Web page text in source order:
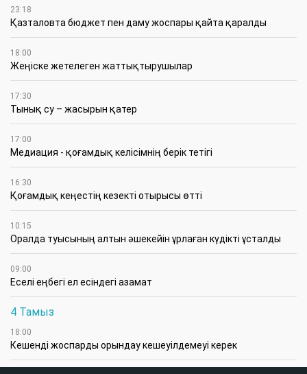
23:18
Қазталовта бюджет пен даму жоспары қайта қаралды
18:00
Жеңіске жетелеген жаттықтырушылар
17:30
Тынық су – жасырын қатер
17:00
Медиация - қоғамдық келісімнің берік тетігі
16:30
Қоғамдық кеңестің кезекті отырысы өтті
10:15
Оралда туысының алтын әшекейін ұрлаған күдікті ұсталды
09:00
Еселі еңбегі ел есіндегі азамат
4 Тамыз
18:00
Кешенді жоспарды орындау кешеуілдемеуі керек